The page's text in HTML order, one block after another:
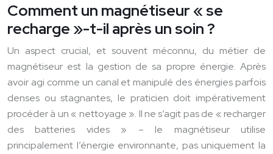
Comment un magnétiseur « se
recharge »-t-il après un soin ?
Un aspect crucial, et souvent méconnu, du métier de
magnétiseur est la gestion de sa propre énergie. Après
avoir agi comme un canal et manipulé des énergies parfois
denses ou stagnantes, le praticien doit impérativement
procéder à un « nettoyage ». Il ne s’agit pas de « recharger
des batteries vides » – le magnétiseur utilise
principalement l’énergie environnante, pas uniquement la